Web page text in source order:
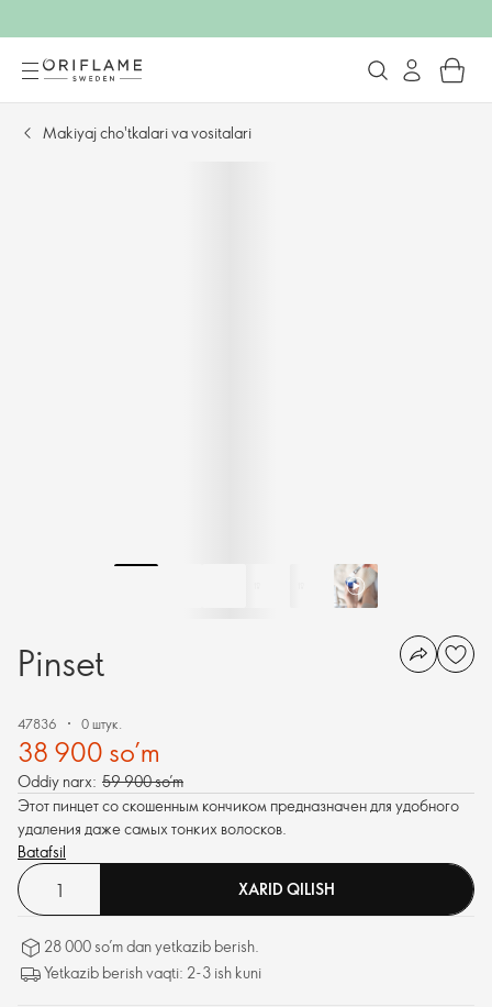
Makiyaj cho'tkalari va vositalari
Pinset
47836 0 штук.
38 900 so’m
Oddiy narx: 59 900 so’m
Этот пинцет со скошенным кончиком предназначен для удобного
удаления даже самых тонких волосков.
Batafsil
XARID QILISH
28 000 so’m dan yetkazib berish.
Yetkazib berish vaqti: 2-3 ish kuni